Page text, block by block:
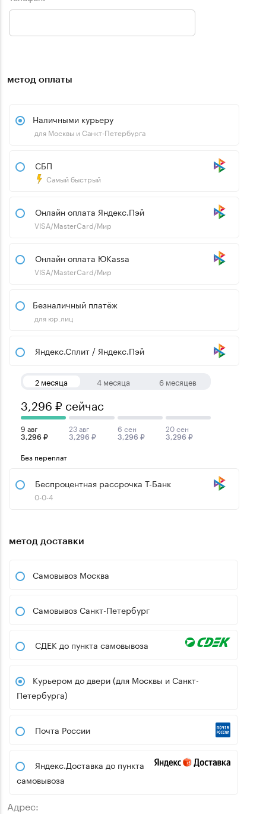
метод оплаты
Наличными курьеру
для Москвы и Санкт-Петербурга
СБП
Самый быстрый
Онлайн оплата Яндекс.Пэй
VISA/MasterCard/Мир
Онлайн оплата ЮKassa
VISA/MasterCard/Мир
Безналичный платёж
для юр.лиц
Яндекс.Сплит / Яндекс.Пэй
2 месяца 4 месяца 6 месяцев
3,296 ₽ сейчас
9 авг
3,296 ₽
23 авг
3,296 ₽
6 сен
3,296 ₽
20 сен
3,296 ₽
Без переплат
Беспроцентная рассрочка Т-Банк
0-0-4
метод доставки
Самовывоз Москва
Самовывоз Санкт-Петербург
СДЕК до пункта самовывоза
Курьером до двери (для Москвы и Санкт-
Петербурга)
Почта России
Яндекс.Доставка до пункта
самовывоза
Адрес: